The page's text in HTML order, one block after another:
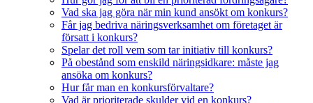
Vad ska jag göra när min kund ansökt om konkurs?
Får jag bedriva näringsverksamhet om företaget är
försatt i konkurs?
Spelar det roll vem som tar initiativ till konkurs?
På obestånd som enskild näringsidkare: måste jag
ansöka om konkurs?
Hur får man en konkursförvaltare?
Vad är prioriterade skulder vid en konkurs?